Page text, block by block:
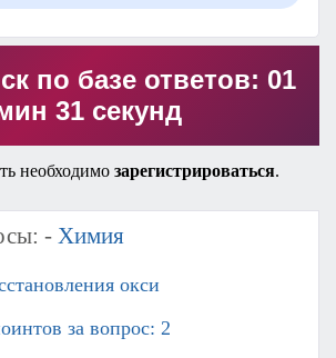
по базе ответов: 01
31 секунд
необходимо зарегистрироваться.
- Химия
окси
за вопрос: 2